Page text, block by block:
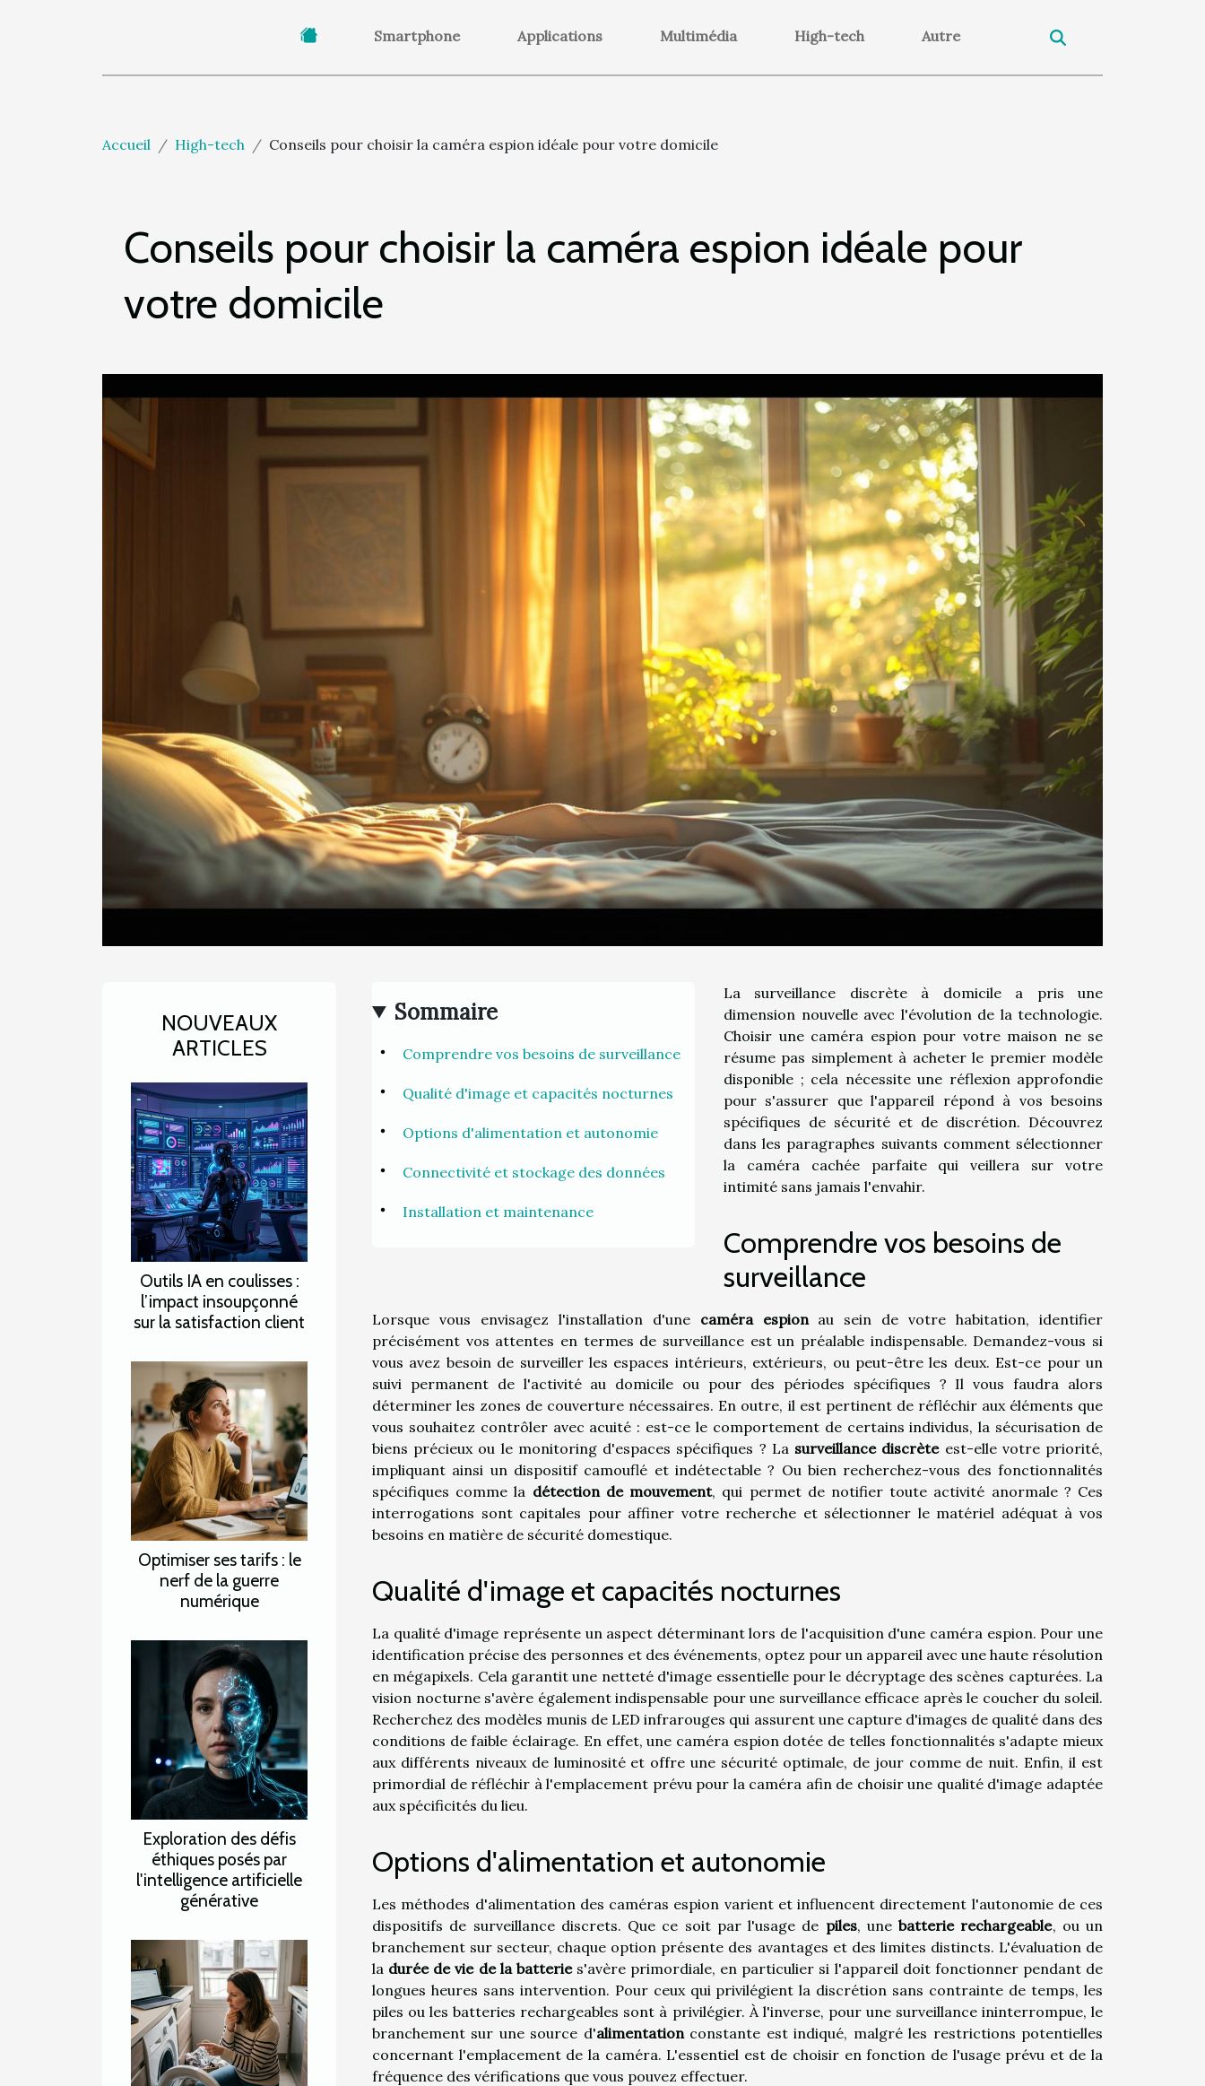
Smartphone Applications Multimédia High-tech Autre
Accueil High-tech Conseils pour choisir la caméra espion idéale pour votre domicile
Conseils pour choisir la caméra espion idéale pour
votre domicile
NOUVEAUX
ARTICLES
Outils IA en coulisses :
l’impact insoupçonné
sur la satisfaction client
Optimiser ses tarifs : le
nerf de la guerre
numérique
Exploration des défis
éthiques posés par
l'intelligence artificielle
générative
Sommaire
Comprendre vos besoins de surveillance
Qualité d'image et capacités nocturnes
Options d'alimentation et autonomie
Connectivité et stockage des données
Installation et maintenance
La surveillance discrète à domicile a pris une
dimension nouvelle avec l'évolution de la technologie.
Choisir une caméra espion pour votre maison ne se
résume pas simplement à acheter le premier modèle
disponible ; cela nécessite une réflexion approfondie
pour s'assurer que l'appareil répond à vos besoins
spécifiques de sécurité et de discrétion. Découvrez
dans les paragraphes suivants comment sélectionner
la caméra cachée parfaite qui veillera sur votre
intimité sans jamais l'envahir.
Comprendre vos besoins de
surveillance
Lorsque vous envisagez l'installation d'une caméra espionau sein de votre habitation, identifier
précisément vos attentes en termes de surveillance est un préalable indispensable. Demandez-vous si
vous avez besoin de surveiller les espaces intérieurs, extérieurs, ou peut-être les deux. Est-ce pour un
suivi permanent de l'activité au domicile ou pour des périodes spécifiques ? Il vous faudra alors
déterminer les zones de couverture nécessaires. En outre, il est pertinent de réfléchir aux éléments que
vous souhaitez contrôler avec acuité : est-ce le comportement de certains individus, la sécurisation de
biens précieux ou le monitoring d'espaces spécifiques ? La surveillance discrèteest-elle votre priorité,
impliquant ainsi un dispositif camouflé et indétectable ? Ou bien recherchez-vous des fonctionnalités
spécifiques comme la détection de mouvement, qui permet de notifier toute activité anormale ? Ces
interrogations sont capitales pour affiner votre recherche et sélectionner le matériel adéquat à vos
besoins en matière de sécurité domestique.
Qualité d'image et capacités nocturnes
La qualité d'image représente un aspect déterminant lors de l'acquisition d'une caméra espion. Pour une
identification précise des personnes et des événements, optez pour un appareil avec une haute résolution
en mégapixels. Cela garantit une netteté d'image essentielle pour le décryptage des scènes capturées. La
vision nocturne s'avère également indispensable pour une surveillance efficace après le coucher du soleil.
Recherchez des modèles munis de LED infrarouges qui assurent une capture d'images de qualité dans des
conditions de faible éclairage. En effet, une caméra espion dotée de telles fonctionnalités s'adapte mieux
aux différents niveaux de luminosité et offre une sécurité optimale, de jour comme de nuit. Enfin, il est
primordial de réfléchir à l'emplacement prévu pour la caméra afin de choisir une qualité d'image adaptée
aux spécificités du lieu.
Options d'alimentation et autonomie
Les méthodes d'alimentation des caméras espion varient et influencent directement l'autonomie de ces
dispositifs de surveillance discrets. Que ce soit par l'usage de piles, unebatterie rechargeable, ou un
branchement sur secteur, chaque option présente des avantages et des limites distincts. L'évaluation de
la durée de vie de la batteries'avère primordiale, en particulier si l'appareil doit fonctionner pendant de
longues heures sans intervention. Pour ceux qui privilégient la discrétion sans contrainte de temps, les
piles ou les batteries rechargeables sont à privilégier. À l'inverse, pour une surveillance ininterrompue, le
branchement sur une source d'alimentationconstante est indiqué, malgré les restrictions potentielles
concernant l'emplacement de la caméra. L'essentiel est de choisir en fonction de l'usage prévu et de la
fréquence des vérifications que vous pouvez effectuer.